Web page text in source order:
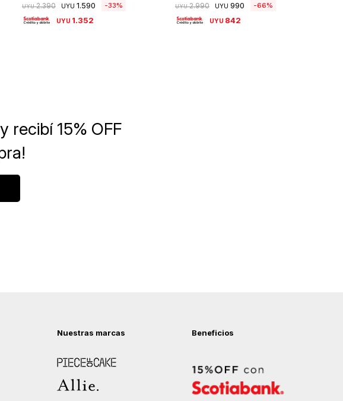
UYU 2.390 UYU 1.590 33
UYU 1.352
UYU 2.990 UYU 990 66
UYU 842
Nuestras marcas
Piece of Cake
Allie
Beneficios
y recibí 15% OFF